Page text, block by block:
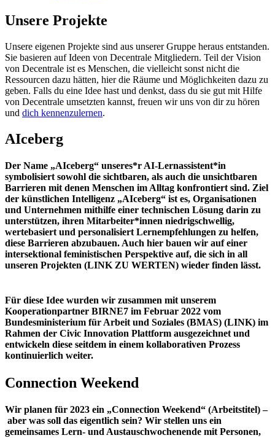
Unsere Projekte
Unsere eigenen Projekte sind aus unserer Gruppe heraus entstanden.
Sie basieren auf Ideen von Decentrale Mitgliedern. Teil der Vision
von Decentrale ist es Menschen, die vielleicht sonst nicht die
Ressourcen dazu hätten, hier die Räume und Möglichkeiten dazu zu
geben. Falls du eine Idee hast und denkst, dass du sie gut mit Hilfe
von Decentrale umsetzten kannst, freuen wir uns von dir zu hören
und dich kennenzulernen.
AIceberg
Der Name „AIceberg“ unseres*r AI-Lernassistent*in
symbolisiert sowohl die sichtbaren, als auch die unsichtbaren
Barrieren mit denen Menschen im Alltag konfrontiert sind. Ziel
der künstlichen Intelligenz „AIceberg“ ist es, Organisationen
und Unternehmen mithilfe einer technischen Lösung darin zu
unterstützen, ihren Mitarbeiter*innen niedrigschwellig,
wertebasiert und personalisiert Lernempfehlungen zu helfen,
diese Barrieren abzubauen. Auch hier bauen wir auf einer
intersektional feministischen Perspektive auf, die sich in all
unseren Projekten (LINK ZU WERTEN) wieder finden lässt.
Für diese Idee wurden wir zusammen mit unserem
Kooperationpartner BIRNE7 im Februar 2022 vom
Bundesministerium für Arbeit und Soziales (BMAS) (LINK) im
Rahmen der Civic Innovation Plattform ausgezeichnet und
entwickeln diese seitdem in einem kollaborativen Prozess
kontinuierlich weiter.
Connection Weekend
Wir planen für 2023 ein „Connection Weekend“ (Arbeitstitel) –
aber was soll das eigentlich sein? Wir stellen uns ein
gemeinsames Lern- und Austauschwochenende mit Personen,